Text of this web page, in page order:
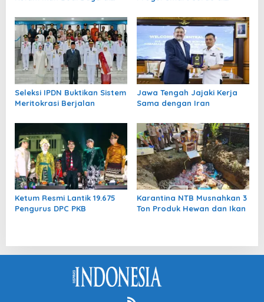
September 2026
Seleksi IPDN Buktikan Sistem
Meritokrasi Berjalan
Jawa Tengah Jajaki Kerja
Sama dengan Iran
Ketum Resmi Lantik 19.675
Pengurus DPC PKB
Karantina NTB Musnahkan 3
Ton Produk Hewan dan Ikan